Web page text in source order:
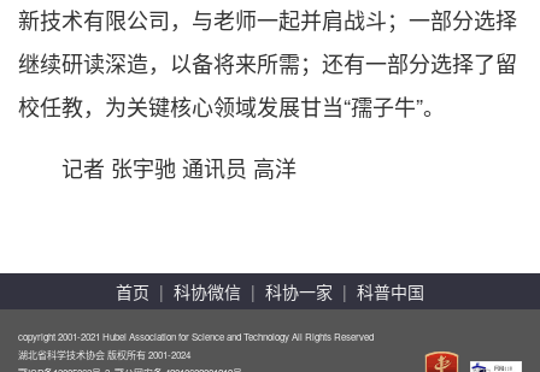
新技术有限公司，与老师一起并肩战斗；一部分选择
继续研读深造，以备将来所需；还有一部分选择了留
校任教，为关键核心领域发展甘当“孺子牛”。
记者 张宇驰 通讯员 高洋
首页 | 科协微信 | 科协一家 | 科普中国
copyright 2001-2021 Hubei Association for Science and Technology All Rights Reserved
湖北省科学技术协会 版权所有 2001-2024